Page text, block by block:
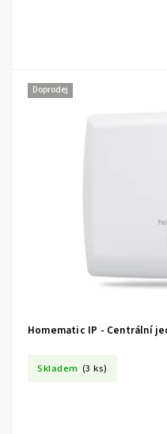
Doprodej
Homematic IP - Centrální
Skladem (3 ks)